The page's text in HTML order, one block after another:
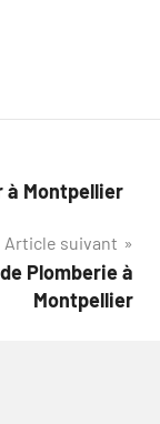
à Montpellier
Article suivant
Plomberie à
Montpellier